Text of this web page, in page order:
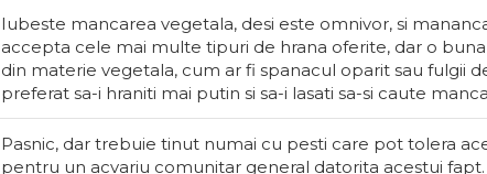
Iubeste mancarea vegetala, desi este omnivor, si
accepta cele mai multe tipuri de hrana oferite, dar o
din materie vegetala, cum ar fi spanacul oparit sau fulgii
preferat sa-i hraniti mai putin si sa-i lasati sa-si caute
Pasnic, dar trebuie tinut numai cu pesti care pot tolera
pentru un acvariu comunitar general datorita acestui